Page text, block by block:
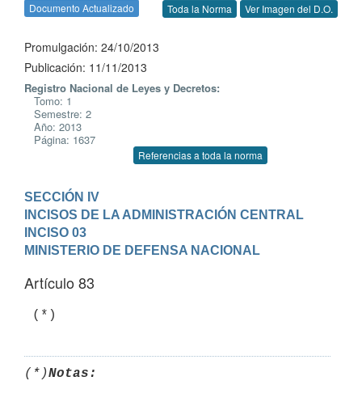
Documento Actualizado Toda la Norma Ver Imagen del D.O.
Promulgación: 24/10/2013
Publicación: 11/11/2013
Registro Nacional de Leyes y Decretos:
Tomo: 1
Semestre: 2
Año: 2013
Página: 1637
Referencias a toda la norma
SECCIÓN IV
INCISOS DE LA ADMINISTRACIÓN CENTRAL
INCISO 03
MINISTERIO DE DEFENSA NACIONAL
Artículo 83
(*)
(*)Notas: